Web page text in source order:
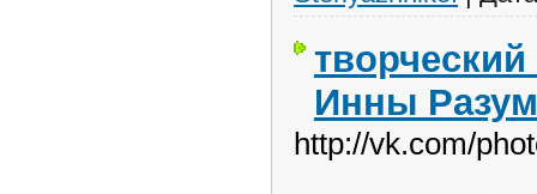
Инны
http://vk.com/